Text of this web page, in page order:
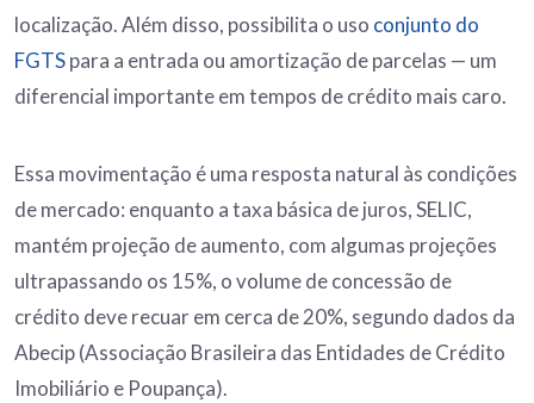
localização. Além disso, possibilita o uso conjunto do
FGTSpara a entrada ou amortização de parcelas — um
diferencial importante em tempos de crédito mais caro.
Essa movimentação é uma resposta natural às condições
de mercado: enquanto a taxa básica de juros, SELIC,
mantém projeção de aumento, com algumas projeções
ultrapassando os 15%, o volume de concessão de
crédito deve recuar em cerca de 20%, segundo dados da
Abecip (Associação Brasileira das Entidades de Crédito
Imobiliário e Poupança).